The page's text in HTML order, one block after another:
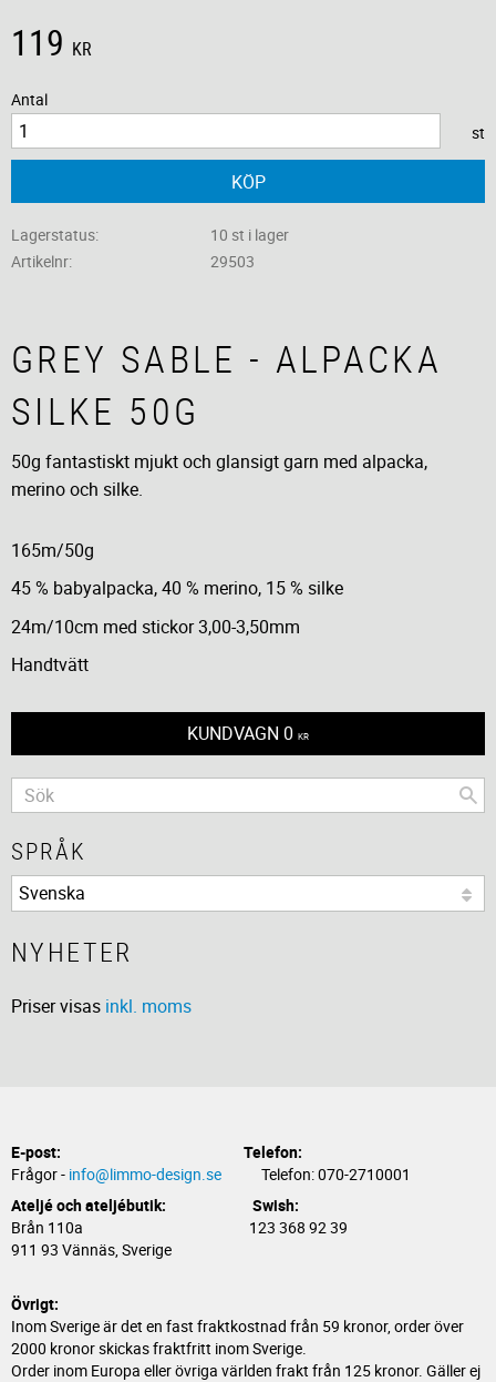
119 KR
Antal
st
KÖP
Lagerstatus
10 st i lager
Artikelnr
29503
GREY SABLE - ALPACKA
SILKE 50G
50g fantastiskt mjukt och glansigt garn med alpacka,
merino och silke.
165m/50g
45 % babyalpacka, 40 % merino, 15 % silke
24m/10cm med stickor 3,00-3,50mm
Handtvätt
KUNDVAGN 0 KR
SPRÅK
NYHETER
Priser visas inkl. moms
E-post:
Telefon:
Frågor - info@limmo-design.se Telefon: 070-2710001
Ateljé och ateljébutik: Swish:
Brån 110a 123 368 92 39
911 93 Vännäs, Sverige
Övrigt:
Inom Sverige är det en fast fraktkostnad från 59 kronor, order över
2000 kronor skickas fraktfritt inom Sverige.
Order inom Europa eller övriga världen frakt från 125 kronor. Gäller ej